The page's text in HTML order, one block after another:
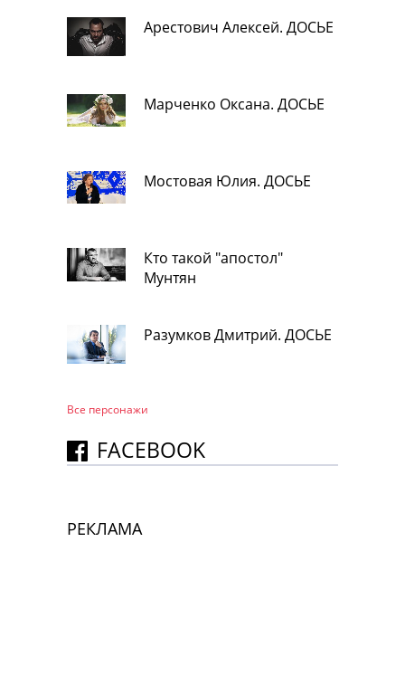
Арестович Алексей. ДОСЬЕ
Марченко Оксана. ДОСЬЕ
Мостовая Юлия. ДОСЬЕ
Кто такой "апостол"
Мунтян
Разумков Дмитрий. ДОСЬЕ
Все персонажи
FACEBOOK
РЕКЛАМА